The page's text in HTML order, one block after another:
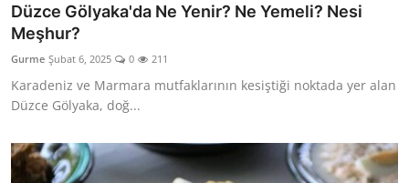
Düzce Gölyaka'da Ne Yenir? Ne Yemeli? Nesi
Meşhur?
Gurme Şubat 6, 2025 0 211
Karadeniz ve Marmara mutfaklarının kesiştiği noktada yer alan
Düzce Gölyaka, doğ...